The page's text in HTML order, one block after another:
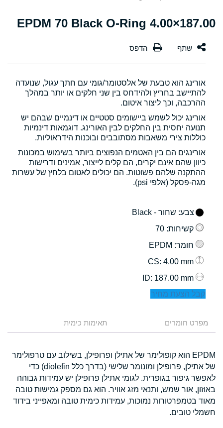
187.00×4.00 EPDM 70 Black O-Ring
אורינג הוא טבעת של אלסטומר/גומי עם חתך עגול, שנועדה
להתיישב בחריץ ולהידחס בין שני חלקים או יותר במהלך
ההרכבה, וכך ליצור איטום.
אורינג יכול לשמש ביישומים סטטיים או דינמיים שבהם יש
תנועה יחסית בין החלקים לבין האורינג. דוגמאות דינמיות
כוללות צירי משאבות מסתובבים ובוכנות הידראוליות.
אורינגים הם בין האטמים הנפוצים ביותר בשימוש במכונות
כיוון שהם אינם יקרים, הם קלים לייצור, אמינים ודרישות
ההתקנה שלהם פשוטות. הם יכולים לאטום בלחץ של עשרות
מגה-פסקל (אלפי psi).
צבע: שחור - Black
קשיחות: 70
חומר: EPDM
: 4.00 mm
: 187.00 mm
קבל הצעת מחיר
מפרט חומרים תאימות כימית
EPDM הוא קופולימר של אתילן ופרופילן, בשילוב עם טרפולימר
של אתילן, פרופילן ומונומר שלישי (בדרך כלל diolefin) כדי
לאפשר גיפור בגופרית. לגומי אתילן פרופילן יש עמידות גבוהה
באוזון, אור שמש, ותנאי מזג אוויר. הוא גם מספק גמישות טובה
מאוד בטמפרטורות נמוכות, עמידות כימית טובה ומאפייני בידוד
חשמלי טובים.